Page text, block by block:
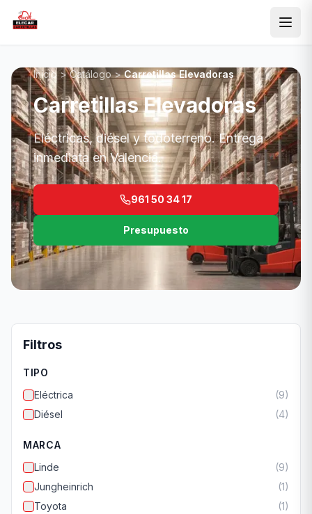
Saltar al contenido principal
Inicio >Catálogo >Carretillas Elevadoras
Carretillas Elevadoras
Eléctricas, diésel y todoterreno. Entrega
inmediata en Valencia.
961 50 34 17
Presupuesto
Filtros
TIPO
Eléctrica
(9)
Diésel
(4)
MARCA
Linde
(9)
Jungheinrich
(1)
Toyota
(1)